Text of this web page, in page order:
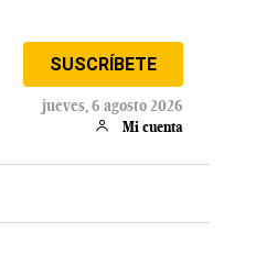
SUSCRÍBETE
jueves, 6 agosto 2026
Mi cuenta